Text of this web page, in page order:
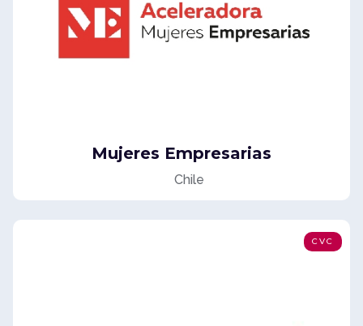
Mujeres Empresarias
Chile
CVC